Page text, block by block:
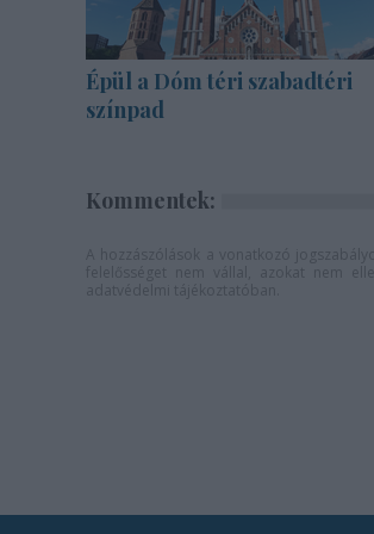
Épül a Dóm téri szabadtéri
színpad
Kommentek: